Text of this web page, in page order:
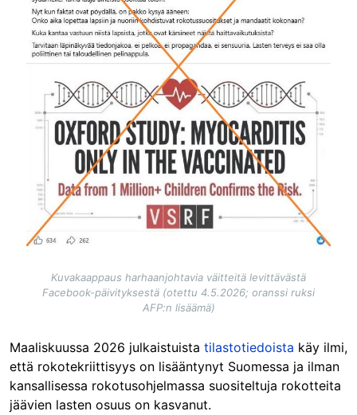
Kuvakaappaus harhaanjohtavia väitteitä levittävästä
Facebook-päivityksestä (otettu 4.5.2026; oranssi ruksi
AFP:n lisäämä)
Maaliskuussa 2026 julkaistuista tilastotiedoista käy ilmi,
että rokotekriittisyys on lisääntynyt Suomessa ja ilman
kansallisessa rokotusohjelmassa suositeltuja rokotteita
jäävien lasten osuus on kasvanut.